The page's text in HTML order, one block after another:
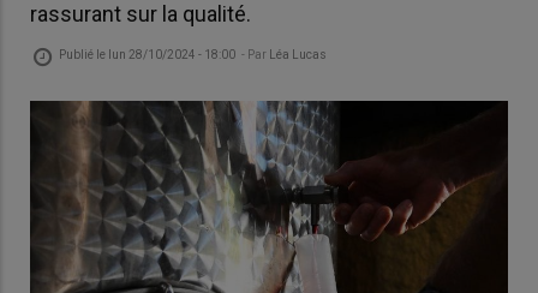
rassurant sur la qualité.
Publié le lun 28/10/2024 - 18:00 - Par Léa Lucas